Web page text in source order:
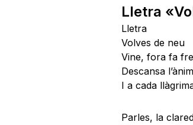
Lletra
Lletra
Volves de neu
Vine, fora fa
Descansa
I a cada
Parles, la